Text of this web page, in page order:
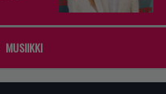
MUSIIKKI